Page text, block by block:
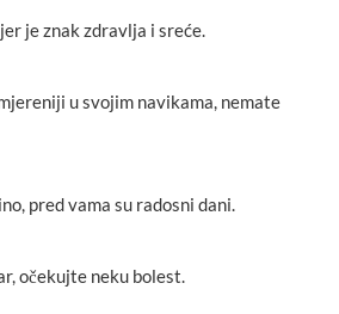
je znak zdravlja i sreće.
u svojim navikama, nemate
pred vama su radosni dani.
očekujte neku bolest.